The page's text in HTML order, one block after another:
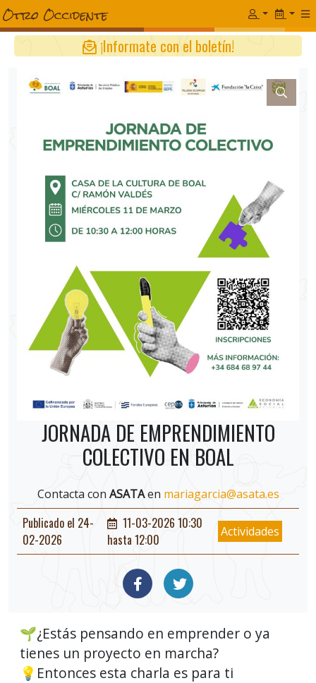
¡Informate con el boletín!
JORNADA DE EMPRENDIMIENTO
COLECTIVO EN BOAL
Contacta con ASATAen mariagarcia@asata.es
Publicado el 24-
02-2026
11-03-2026 10:30
hasta 12:00
Actividades
🌱¿Estás pensando en emprender o ya
tienes un proyecto en marcha?
💡Entonces esta charla es para ti